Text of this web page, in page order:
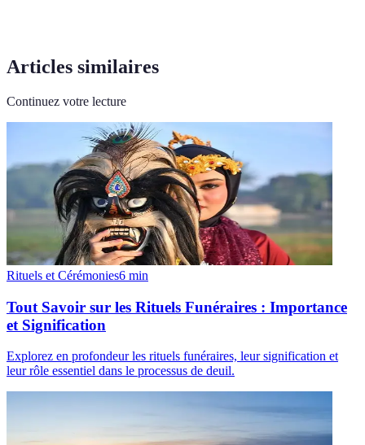
Articles similaires
Continuez votre lecture
Rituels et Cérémonies6 min
Tout Savoir sur les Rituels Funéraires : Importance
et Signification
Explorez en profondeur les rituels funéraires, leur signification et
leur rôle essentiel dans le processus de deuil.